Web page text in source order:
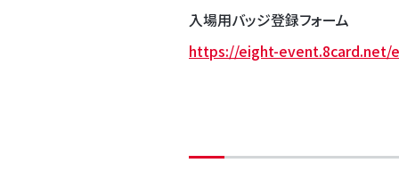
入場用バッジ登録フォーム
https://eight-event.8card.net/